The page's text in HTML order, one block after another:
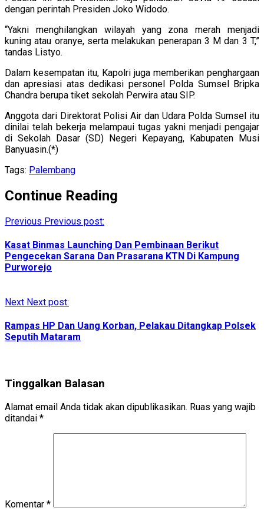
dengan perintah Presiden Joko Widodo.
“Yakni menghilangkan wilayah yang zona merah menjadi
kuning atau oranye, serta melakukan penerapan 3 M dan 3 T,”
tandas Listyo.
Dalam kesempatan itu, Kapolri juga memberikan penghargaan
dan apresiasi atas dedikasi personel Polda Sumsel Bripka
Chandra berupa tiket sekolah Perwira atau SIP.
Anggota dari Direktorat Polisi Air dan Udara Polda Sumsel itu
dinilai telah bekerja melampaui tugas yakni menjadi pengajar
di Sekolah Dasar (SD) Negeri Kepayang, Kabupaten Musi
Banyuasin.(*)
Tags: Palembang
Continue Reading
Previous Previous post:
Kasat Binmas Launching Dan Pembinaan Berikut
Pengecekan Sarana Dan Prasarana KTN Di Kampung
Purworejo
Next Next post:
Rampas HP Dan Uang Korban, Pelakau Ditangkap Polsek
Seputih Mataram
Tinggalkan Balasan
Alamat email Anda tidak akan dipublikasikan. Ruas yang wajib
ditandai *
Komentar *